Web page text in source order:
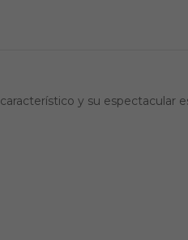
y su espectacular